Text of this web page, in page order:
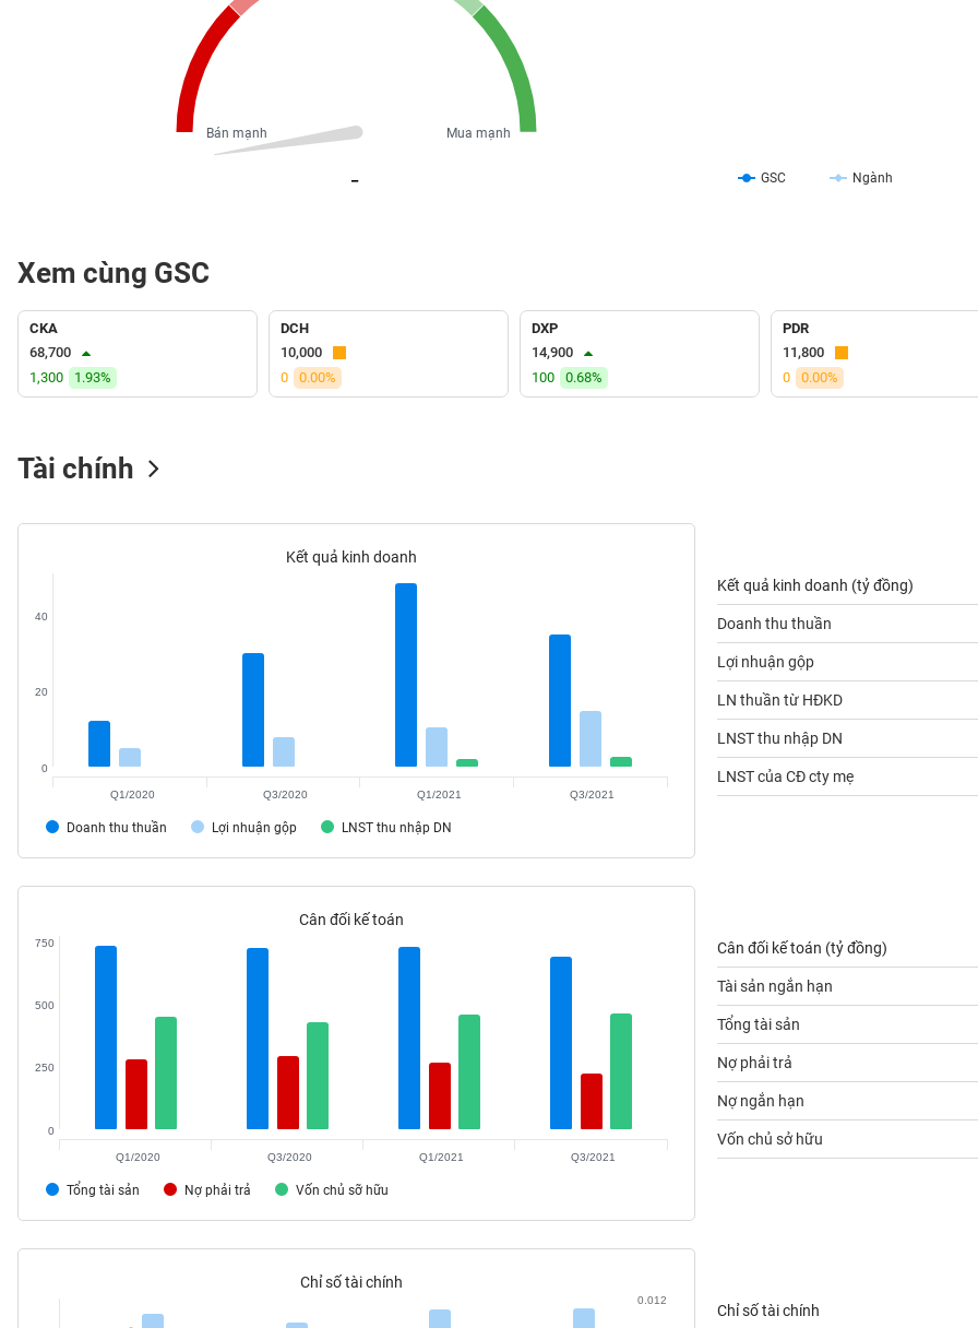
Mua mạnh
Bán mạnh
GSC Ngành
Xem cùng GSC
CKA
68,700
1,300
1.93%
DCH
10,000
0
0.00%
DXP
14,900
100
0.68%
PDR
11,800
0
0.00%
Tài chính
Kết quả kinh doanh
Doanh thu thuần Lợi nhuận gộp LNST thu nhập DN
0
20
40
Q1/2020 Q3/2020 Q1/2021 Q3/2021
Kết quả kinh doanh (tỷ đồng)
Doanh thu thuần
Lợi nhuận gộp
LN thuần từ HĐKD
LNST thu nhập DN
LNST của CĐ cty mẹ
Cân đối kế toán
Tổng tài sản Nợ phải trả Vốn chủ sỡ hữu
0
250
500
750
Q1/2020 Q3/2020 Q1/2021 Q3/2021
Cân đối kế toán (tỷ đồng)
Tài sản ngắn hạn
Tổng tài sản
Nợ phải trả
Nợ ngắn hạn
Vốn chủ sở hữu
Chỉ số tài chính
0.012
Chỉ số tài chính
Ngành
(-)
VS-
SECTOR
LIỆU
NGHIỆP
TIÊU
THIẾT
TIÊU
THIẾT